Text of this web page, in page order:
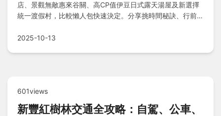
店、景觀無敵惠來谷關、高CP值伊豆日式露天湯屋及新選擇
統一渡假村，比較懶人包快速決定。分享挑時間秘訣、行前準
伴手禮，還有省錢Q&A撇步，讓你玩得內行又超值！
2025-10-13
601views
新豐紅樹林交通全攻略：自駕、公車、